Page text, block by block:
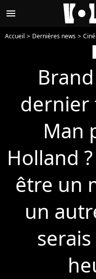
menu
Accueil Dernières news
dernier
Man
Holland
être un
un